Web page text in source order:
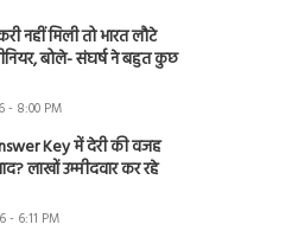
नहीं मिली तो भारत लौटे
बोले- संघर्ष ने बहुत कुछ
- 8:00 PM
Key में देरी की वजह
लाखों उम्मीदवार कर रहे
- 6:11 PM